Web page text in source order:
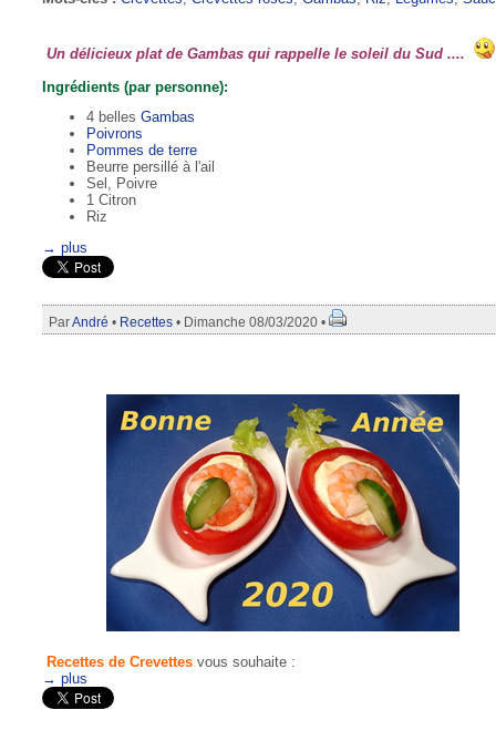
Un délicieux plat de Gambas qui rappelle le soleil du Sud ....
Ingrédients (par personne):
4 belles Gambas
Poivrons
Pommes de terre
Beurre persillé à l'ail
Sel, Poivre
1 Citron
Riz
→ plus
ParAndré • Recettes • Dimanche 08/03/2020 •
Recettes de Crevettes vous souhaite :
→ plus